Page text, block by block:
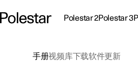
Polestar 2Polestar 3
手册视频库下载软件更新